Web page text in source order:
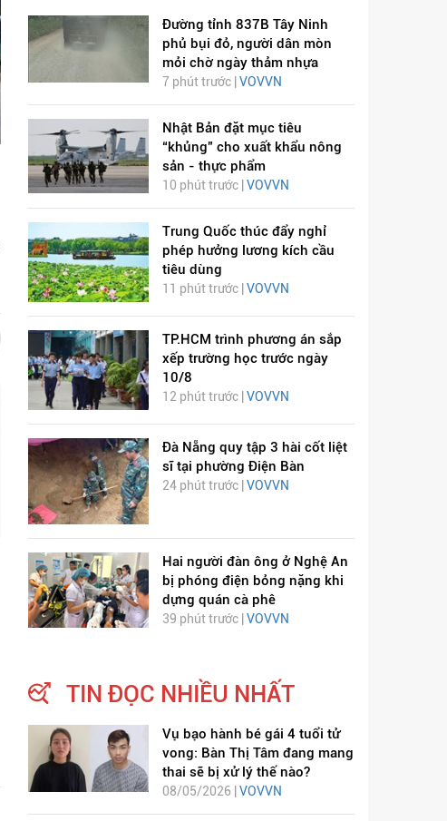
DỊCH VIÊM PHỔI COVID-
19
HÁT LÊN VIỆT NAM
Đường tỉnh 837B Tây Ninh
phủ bụi đỏ, người dân mòn
mỏi chờ ngày thảm nhựa
7 phút trước | VOVVN
Nhật Bản đặt mục tiêu
“khủng” cho xuất khẩu nông
sản - thực phẩm
10 phút trước | VOVVN
Trung Quốc thúc đẩy nghỉ
phép hưởng lương kích cầu
tiêu dùng
11 phút trước | VOVVN
TP.HCM trình phương án sắp
xếp trường học trước ngày
10/8
12 phút trước | VOVVN
Đà Nẵng quy tập 3 hài cốt liệt
sĩ tại phường Điện Bàn
24 phút trước | VOVVN
Hai người đàn ông ở Nghệ An
bị phóng điện bỏng nặng khi
dựng quán cà phê
39 phút trước | VOVVN
TIN ĐỌC NHIỀU NHẤT
Vụ bạo hành bé gái 4 tuổi tử
vong: Bàn Thị Tâm đang mang
thai sẽ bị xử lý thế nào?
08/05/2026 | VOVVN